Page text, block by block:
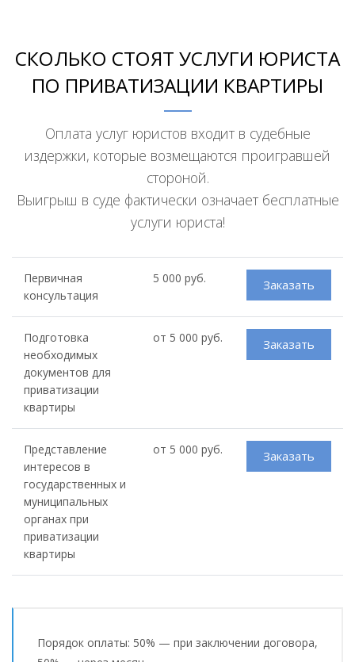
СКОЛЬКО СТОЯТ УСЛУГИ ЮРИСТА
ПО ПРИВАТИЗАЦИИ КВАРТИРЫ
Оплата услуг юристов входит в судебные
издержки, которые возмещаются проигравшей
стороной.
Выигрыш в суде фактически означает бесплатные
услуги юриста!
Первичная
консультация
5 000 руб. Заказать
Подготовка
необходимых
документов для
приватизации
квартиры
от 5 000 руб. Заказать
Представление
интересов в
государственных и
муниципальных
органах при
приватизации
квартиры
от 5 000 руб. Заказать
Порядок оплаты: 50% — при заключении договора,